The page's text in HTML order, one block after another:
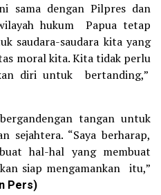
sama dengan Pilpres dan
hukum Papua tetap
saudara-saudara kita yang
moral kita. Kita tidak perlu
diri untuk bertanding,”
tangan untuk
sejahtera. “Saya berharap,
hal-hal yang membuat
siap mengamankan itu,”
Pers)